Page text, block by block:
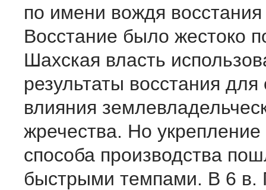
по имени вождя
Восстание было жестоко
Шахская власть
результаты восстания для
влияния
жречества. Но
способа производства
быстрыми темпами. В 6 в.